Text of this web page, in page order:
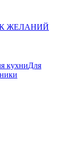
ЖЕЛАНИЙ
кухниДля